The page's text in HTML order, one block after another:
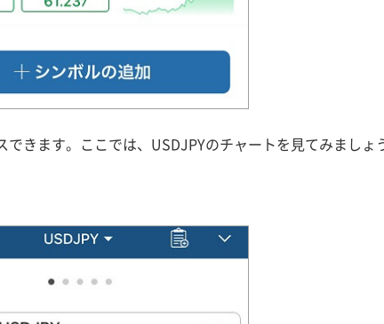
きます。ここでは、USDJPYのチャートを見てみましょ